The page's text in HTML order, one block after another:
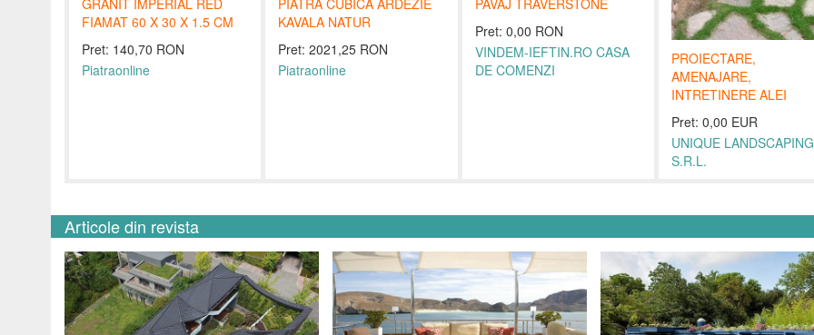
GRANIT IMPERIAL RED
FIAMAT 60 X 30 X 1.5 CM
Pret: 140,70 RON
Piatraonline
PIATRA CUBICA ARDEZIE
KAVALA NATUR
Pret: 2021,25 RON
Piatraonline
PAVAJ TRAVERSTONE
Pret: 0,00 RON
VINDEM-IEFTIN.RO CASA
DE COMENZI
PROIECTARE,
AMENAJARE,
INTRETINERE ALEI
Pret: 0,00 EUR
UNIQUE LANDSCAPING
S.R.L.
Articole din revista